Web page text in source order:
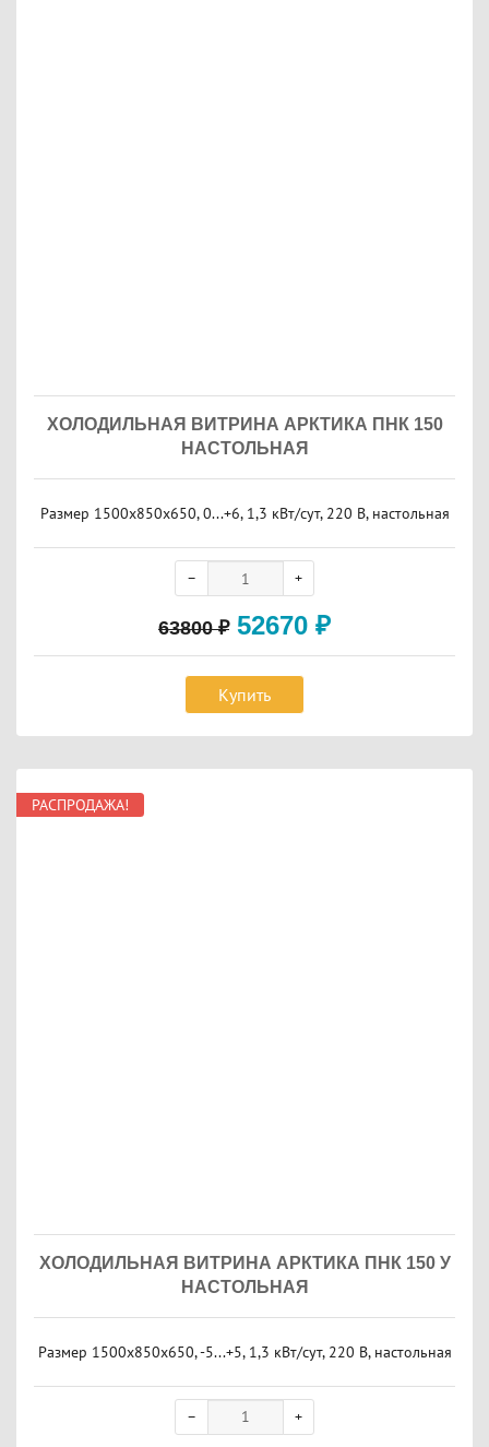
ХОЛОДИЛЬНАЯ ВИТРИНА АРКТИКА ПНК 150
НАСТОЛЬНАЯ
Размер 1500x850x650, 0...+6, 1,3 кВт/сут, 220 В, настольная
63800₽ 52670 ₽
Купить
РАСПРОДАЖА!
ХОЛОДИЛЬНАЯ ВИТРИНА АРКТИКА ПНК 150 У
НАСТОЛЬНАЯ
Размер 1500x850x650, -5...+5, 1,3 кВт/сут, 220 В, настольная